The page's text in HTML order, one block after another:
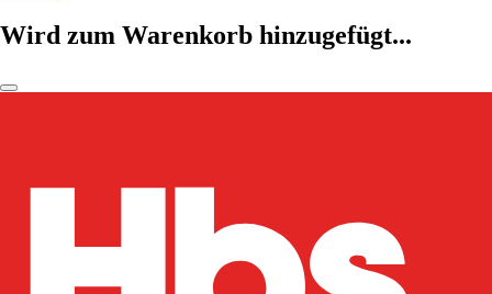
Wird zum Warenkorb hinzugefügt...